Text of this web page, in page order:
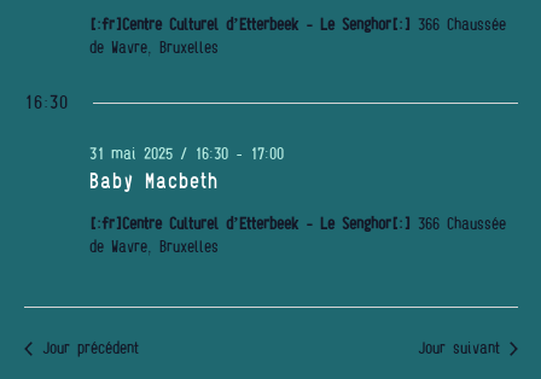
[:fr]Centre Culturel d’Etterbeek - Le Senghor[:] 366 Chaussée
de Wavre, Bruxelles
16:30
Baby Macbeth
31 mai 2025 / 16:30- 17:00
[:fr]Centre Culturel d’Etterbeek - Le Senghor[:] 366 Chaussée
de Wavre, Bruxelles
Jour précédent Jour suivant